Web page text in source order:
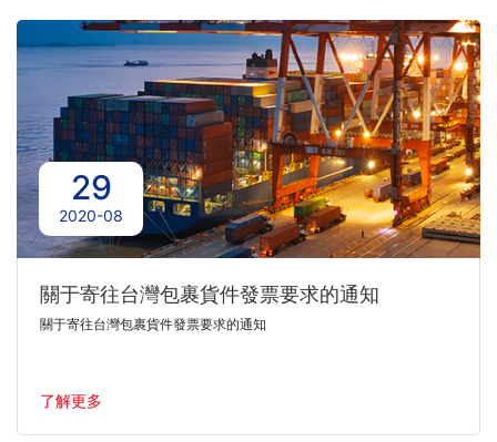
29
2020-08
關于寄往台灣包裹貨件發票要求的通知
關于寄往台灣包裹貨件發票要求的通知
了解更多